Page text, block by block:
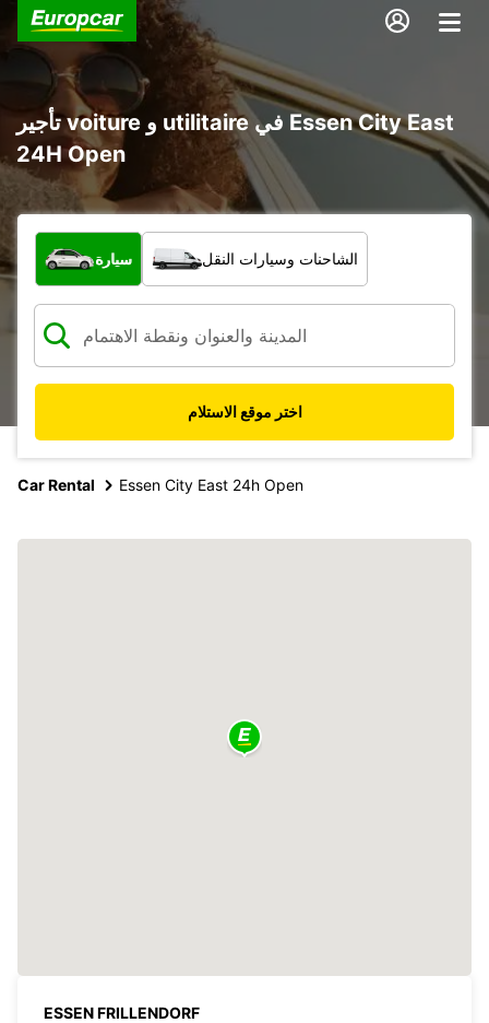
تأجير voiture و utilitaire في Essen City East
24H Open
ما نوع المركبة؟
سيارة الشاحنات وسيارات النقل
اختر موقع الاستلام
Car Rental Essen City East 24h Open
ESSEN FRILLENDORF